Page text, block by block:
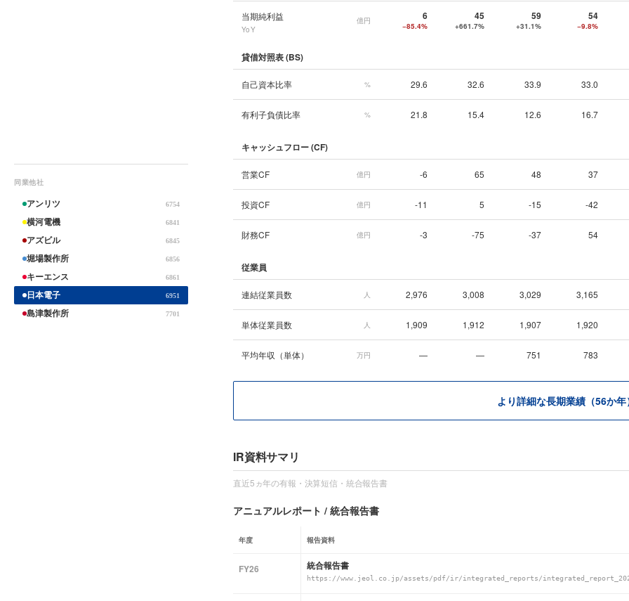
同業他社
アンリツ 6754
横河電機 6841
アズビル 6845
堀場製作所 6856
キーエンス 6861
日本電子 6951
島津製作所 7701
当期純利益
YoY
億円 6
−85.4%
45
+661.7%
59
+31.1%
54
−9.8%
貸借対照表 (BS)
自己資本比率 % 29.6 32.6 33.9 33.0
有利子負債比率 % 21.8 15.4 12.6 16.7
キャッシュフロー (CF)
営業CF 億円 -6 65 48 37
投資CF 億円 -11 5 -15 -42
財務CF 億円 -3 -75 -37 54
従業員
連結従業員数 人 2,976 3,008 3,029 3,165
単体従業員数 人 1,909 1,912 1,907 1,920
平均年収（単体） 万円 — — 751 783
より詳細な長期業績（56か
IR資料サマリ
直近5ヵ年の有報・決算短信・統合報告書
アニュアルレポート / 統合報告書
年度 報告資料
FY26 統合報告書
https://www.jeol.co.jp/assets/pdf/ir/integrated_reports/